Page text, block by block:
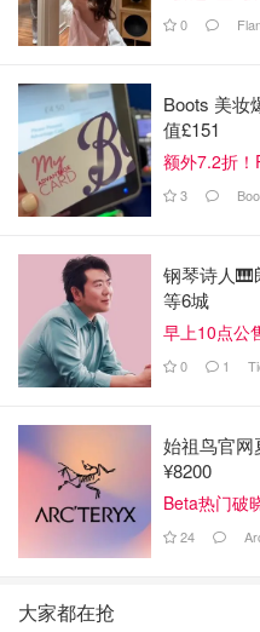
4⃣️ 20分钟之后把黄
面团光滑就可以，如
粉
5⃣️ 放入盆中发酵1小时
6⃣️ 1小时之后可以排
下，就可以分成9等份
0
Boots 美妆
值£151
额外7.2折
3
钢琴诗人🎹
等6城
早上10点公
0 1
始祖鸟官网
¥8200
Beta热门破
24
大家都在抢